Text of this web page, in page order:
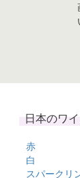
日本のワ
赤
白
スパークリ